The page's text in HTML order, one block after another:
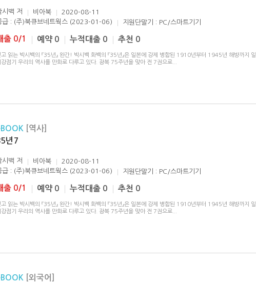
시백 저 비아북
2020-08-11
급 : (주)북큐브네트웍스 (2023-01-06)
지원단말기 : PC/스마트기기
출 0/1 예약 0 누적대출 0 추천 0
고 읽는 박시백의 『35년』 완간! 박시백 화백의 『35년』은 일본에 강제 병합된 1910년부터 1945년 해방까지 일
강점기 우리의 역사를 만화로 다루고 있다. 광복 75주년을 맞아 전 7권으로
[역사]
년 7
시백 저 비아북
2020-08-11
급 : (주)북큐브네트웍스 (2023-01-06)
지원단말기 : PC/스마트기기
출 0/1 예약 0 누적대출 0 추천 0
고 읽는 박시백의 『35년』 완간! 박시백 화백의 『35년』은 일본에 강제 병합된 1910년부터 1945년 해방까지 일
강점기 우리의 역사를 만화로 다루고 있다. 광복 75주년을 맞아 전 7권으로
[외국어]